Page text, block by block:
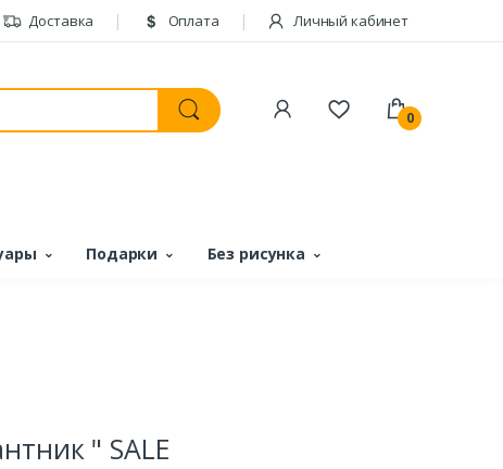
Доставка Оплата Личный кабинет
0
Подарки Без рисунка
" SALE